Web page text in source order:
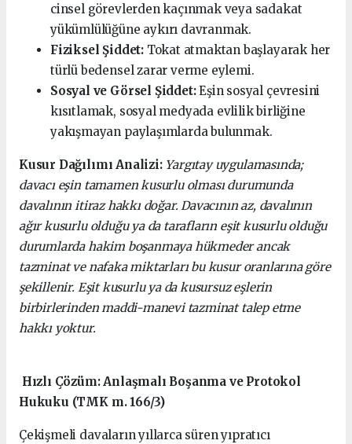
cinsel görevlerden kaçınmak veya sadakat
yükümlülüğüne aykırı davranmak.
Fiziksel Şiddet:Tokat atmaktan başlayarak her
türlü bedensel zarar verme eylemi.
Sosyal ve Görsel Şiddet:Eşin sosyal çevresini
kısıtlamak, sosyal medyada evlilik birliğine
yakışmayan paylaşımlarda bulunmak.
Kusur Dağılımı Analizi: Yargıtay uygulamasında;
davacı eşin tamamen kusurlu olması durumunda
davalının itiraz hakkı doğar. Davacının az, davalının
ağır kusurlu olduğu ya da tarafların eşit kusurlu olduğu
durumlarda hakim boşanmaya hükmeder ancak
tazminat ve nafaka miktarları bu kusur oranlarına göre
şekillenir. Eşit kusurlu ya da kusursuz eşlerin
birbirlerinden maddi-manevi tazminat talep etme
hakkı yoktur.
Hızlı Çözüm: Anlaşmalı Boşanma ve Protokol
Hukuku (TMK m. 166/3)
Çekişmeli davaların yıllarca süren yıpratıcı